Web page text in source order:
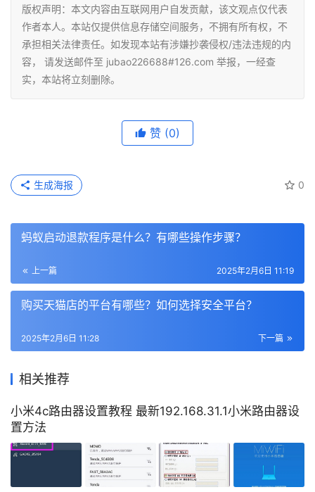
版权声明：本文内容由互联网用户自发贡献，该文观点仅代表
作者本人。本站仅提供信息存储空间服务，不拥有所有权，不
承担相关法律责任。如发现本站有涉嫌抄袭侵权/违法违规的内
容， 请发送邮件至 jubao226688#126.com 举报，一经查
实，本站将立刻删除。
赞 (0)
0
生成海报
蚂蚁启动退款程序是什么？有哪些操作步骤？
上一篇 2025年2月6日 11:19
购买天猫店的平台有哪些？如何选择安全平台？
下一篇
2025年2月6日 11:28
相关推荐
小米4c路由器设置教程 最新192.168.31.1小米路由器设
置方法